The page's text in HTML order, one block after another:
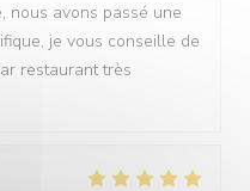
nous avons passé une
je vous conseille de
restaurant très